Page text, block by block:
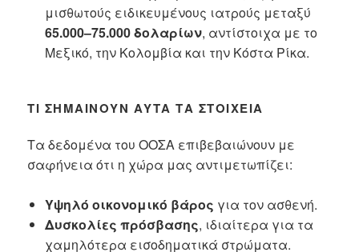
μισθωτούς ειδικευμένους ιατρούς μεταξύ
65.000–75.000 δολαρίων, αντίστοιχα με το
Μεξικό, την Κολομβία και την Κόστα Ρίκα.
ΤΙ ΣΗΜΑΊΝΟΥΝ ΑΥΤΆ ΤΑ ΣΤΟΙΧΕΊΑ
Τα δεδομένα του ΟΟΣΑ επιβεβαιώνουν με
σαφήνεια ότι η χώρα μας αντιμετωπίζει:
Υψηλό οικονομικό βάρος για τον ασθενή.
Δυσκολίες πρόσβασης, ιδιαίτερα για τα
χαμηλότερα εισοδηματικά στρώματα.